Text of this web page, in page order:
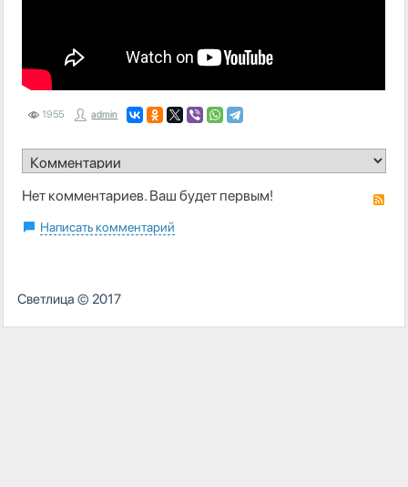
1955 admin
Нет комментариев. Ваш будет первым!
Написать комментарий
Светлица © 2017